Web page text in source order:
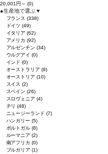
20,001円～ (0)
●生産地で選ぶ▼
フランス(338)
ドイツ(49)
イタリア(62)
アメリカ(92)
アルゼンチン(34)
ウルグアイ(0)
インド(0)
オーストラリア(9)
オーストリア(10)
スイス(2)
スペイン(26)
スロヴェニア(4)
チリ(48)
ニュージーランド(7)
ハンガリー(5)
ポルトガル(8)
ルーマニア(2)
南アフリカ(0)
ブルガリア(1)